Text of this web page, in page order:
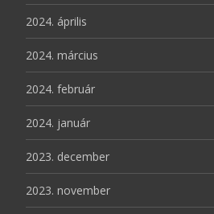
2024. április
2024. március
2024. február
2024. január
2023. december
2023. november